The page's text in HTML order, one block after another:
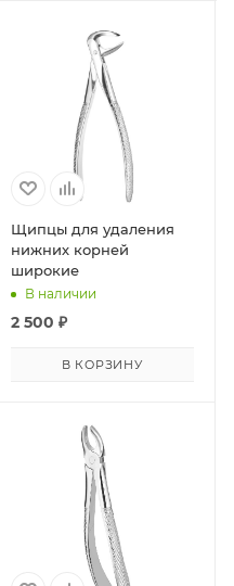
Щипцы для удаления
нижних корней
широкие
В наличии
2 500 ₽
В КОРЗИНУ